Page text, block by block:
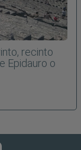
recinto
Epidauro o